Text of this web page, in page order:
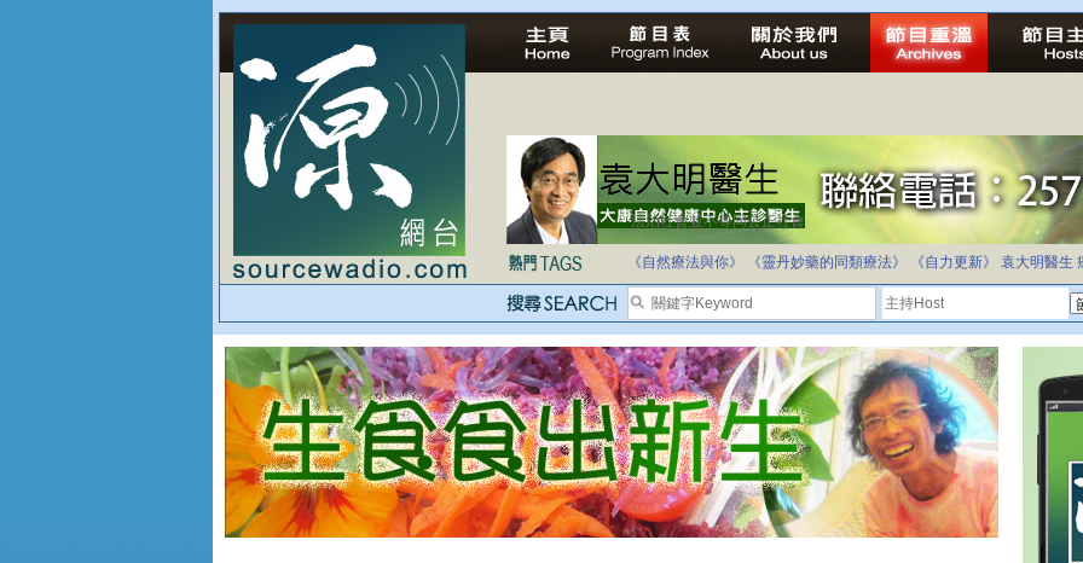
法治社會並不等同公正社會
自家教育合法化-推動多元化教育，全民學卷制
《自然療法與你》
《靈丹妙藥的同類療法》 《自力更新》 袁大明醫生